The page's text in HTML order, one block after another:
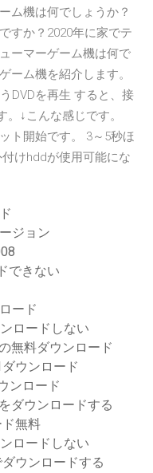
ム機は何でしょうか？
すか？2020年に家でテ
ーマーゲーム機は何で
ーム機を紹介します。
DVDを再生 すると、接
↓こんな感じです。
ト開始です。 3～5秒ほ
けhddが使用可能にな
ジョン
できない
ード
ロードしない
無料ダウンロード
ウンロード
ンロード
ダウンロードする
無料
ロードしない
ウンロードする